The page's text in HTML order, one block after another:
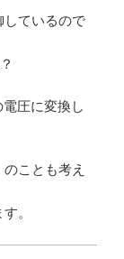
しているので
圧に変換し
ことも考え
。